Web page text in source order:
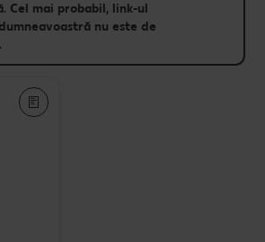
Cel mai probabil, link-ul
nu este de